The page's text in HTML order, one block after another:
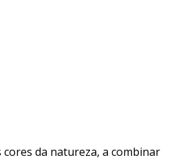
da natureza, a combinar